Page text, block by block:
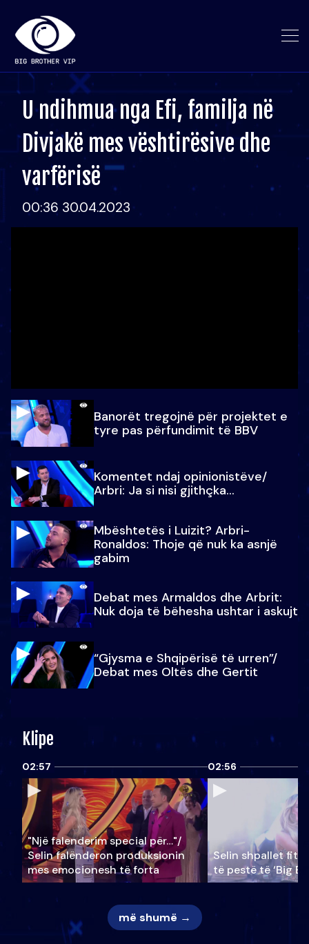
U ndihmua nga Efi, familja në
Divjakë mes vështirësive dhe
varfërisë
00:36 30.04.2023
Banorët tregojnë për projektet e
tyre pas përfundimit të BBV
Komentet ndaj opinionistëve/
Arbri: Ja si nisi gjithçka…
Mbështetës i Luizit? Arbri-
Ronaldos: Thoje që nuk ka asnjë
gabim
Debat mes Armaldos dhe Arbrit:
Nuk doja të bëhesha ushtar i askujt
“Gjysma e Shqipërisë të urren”/
Debat mes Oltës dhe Gertit
Klipe
02:57
"Një falenderim special për…"/
Selin falënderon produksionin
mes emocionesh të forta
02:56
Selin shpallet
të pestë të ‘Big
më shumë →